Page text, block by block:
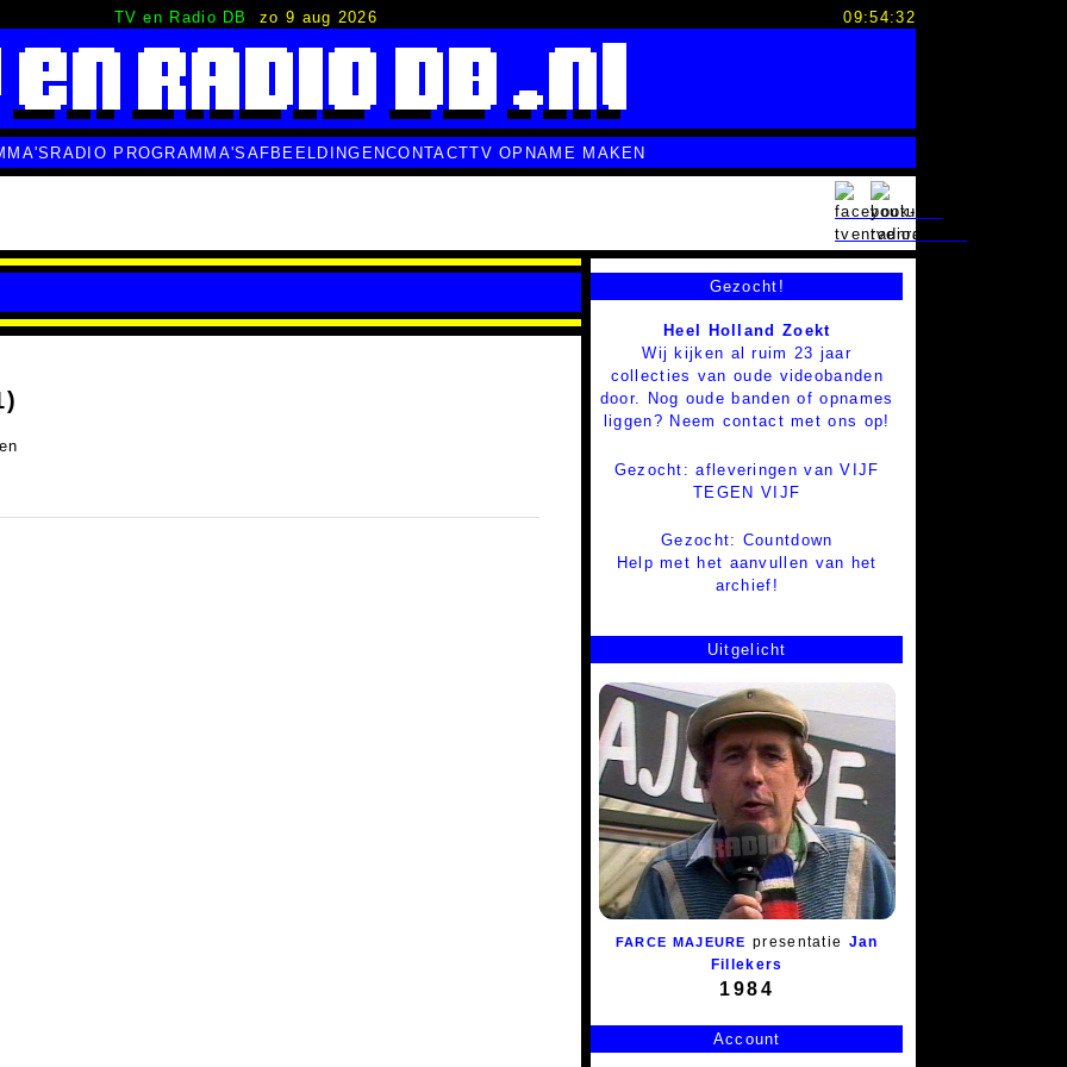
TV en Radio DB zo 9 aug 2026 09:54:33
RADIO PROGRAMMA'S AFBEELDINGENCONTACTTV OPNAME MAKEN
Gezocht!
Heel Holland Zoekt
Wij kijken al ruim 23 jaar
collecties van oude videobanden
door. Nog oude banden of opnames
liggen? Neem contact met ons op!
Gezocht: afleveringen van VIJF
TEGEN VIJF
Gezocht: Countdown
Help met het aanvullen van het
archief!
Uitgelicht
FARCE MAJEURE presentatie
Jan
Fillekers
1984
Account